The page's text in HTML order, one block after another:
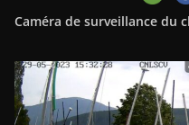
Caméra de surveillance du